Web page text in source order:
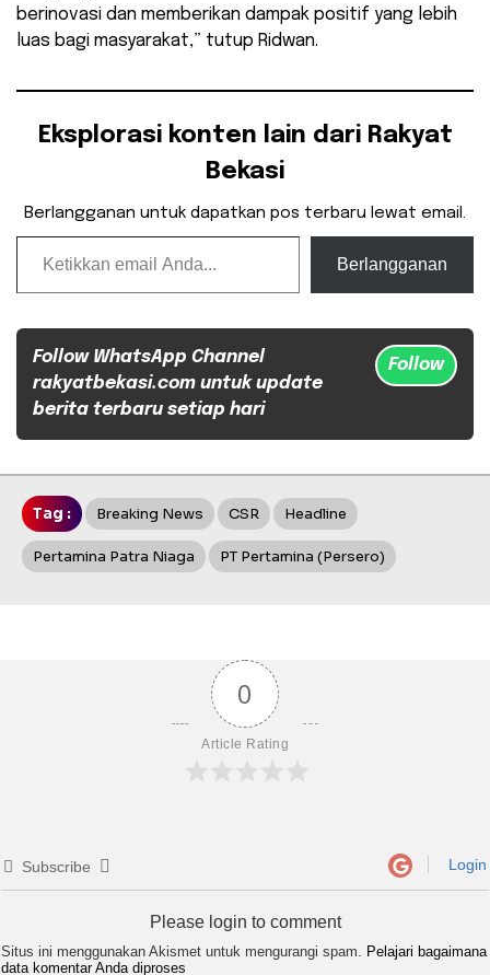
berinovasi dan memberikan dampak positif yang lebih
luas bagi masyarakat,” tutup Ridwan.
Eksplorasi konten lain dari Rakyat
Bekasi
Berlangganan untuk dapatkan pos terbaru lewat email.
Ketikkan email Anda...
Berlangganan
Follow WhatsApp Channel
rakyatbekasi.com untuk update
berita terbaru setiap hari
Follow
Tag : Breaking News CSR Headline
Pertamina Patra Niaga PT Pertamina (Persero)
0
Article Rating
Subscribe Login
Please login to comment
Situs ini menggunakan Akismet untuk mengurangi spam. Pelajari bagaimana
data komentar Anda diproses